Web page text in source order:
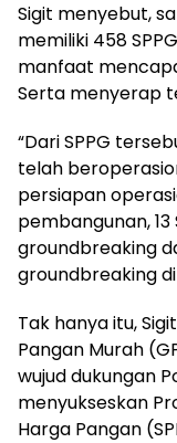
Sigit menyebut,
memiliki 458
manfaat
Serta menyerap
“Dari SPPG
telah
persiapan
pembangunan, 13
groundbreaking
groundbreaking di
Tak hanya itu,
Pangan Murah
wujud dukungan
menyukseskan
Harga Pangan